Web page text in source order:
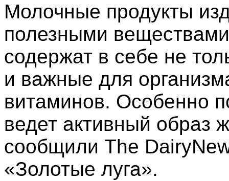
Молочные продукты
полезными
содержат в себе не
и важные для
витаминов. Особенно
ведет активный образ
сообщили The
«Золотые луга».